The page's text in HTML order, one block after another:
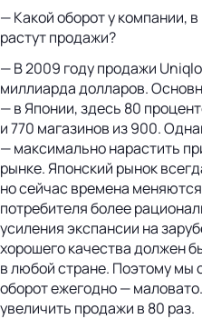
— Какой оборот у компании,
растут продажи?
— В 2009 году продажи
миллиарда долларов.
— в Японии, здесь 80
и 770 магазинов из 900.
— максимально нарастить
рынке. Японский рынок
но сейчас времена
потребителя более
усиления экспансии на
хорошего качества должен
в любой стране. Поэтому мы
оборот ежегодно —
увеличить продажи в 80 раз.